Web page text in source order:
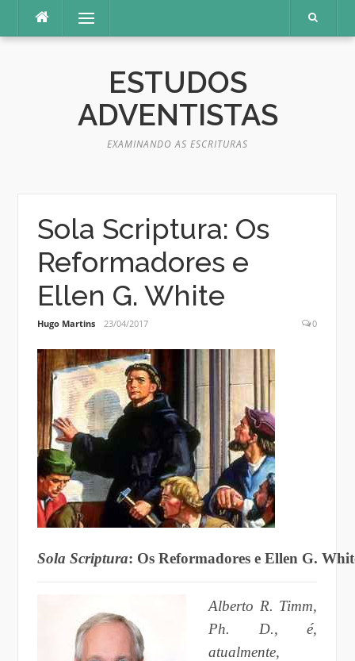
o
Menu
ESTUDOS
ADVENTISTAS
EXAMINANDO AS ESCRITURAS
Sola Scriptura: Os
Reformadores e
Ellen G. White
Hugo Martins 23/04/2017 0
Sola Scriptura: Os Reformadores e Ellen G.
Alberto R. Timm,
Ph. D., é,
atualmente,